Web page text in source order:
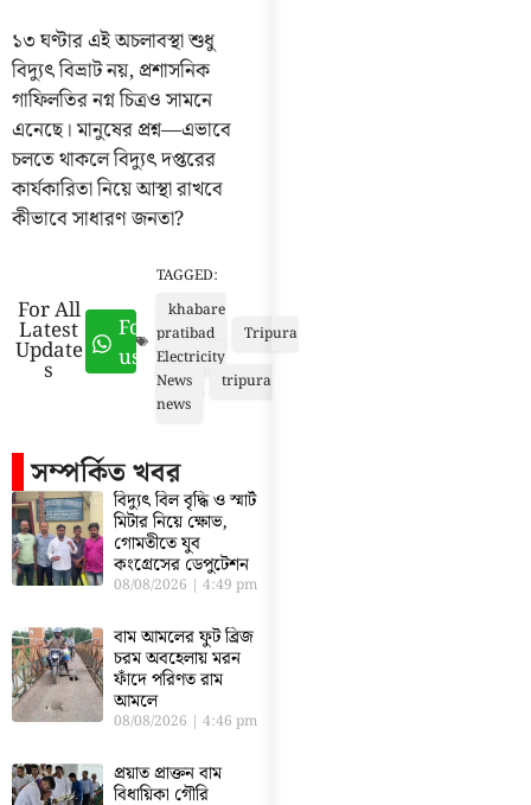
১৩ ঘণ্টার এই অচলাবস্থা শুধু
বিদ্যুৎ বিভ্রাট নয়, প্রশাসনিক
গাফিলতির নগ্ন চিত্রও সামনে
এনেছে। মানুষের প্রশ্ন—এভাবে
চলতে থাকলে বিদ্যুৎ দপ্তরের
কার্যকারিতা নিয়ে আস্থা রাখবে
কীভাবে সাধারণ জনতা?
For All
Latest
Update
s
Follow
us
TAGGED:
khabare
pratibad
Tripura
Electricity
News
tripura
news
সম্পর্কিত খবর
বিদ্যুৎ বিল বৃদ্ধি ও স্মার্ট
মিটার নিয়ে ক্ষোভ,
গোমতীতে যুব
কংগ্রেসের ডেপুটেশন
08/08/2026 4:49 pm
বাম আমলের ফুট ব্রিজ
চরম অবহেলায় মরন
ফাঁদে পরিণত রাম
আমলে
08/08/2026 4:46 pm
প্রয়াত প্রাক্তন বাম
বিধায়িকা গৌরি